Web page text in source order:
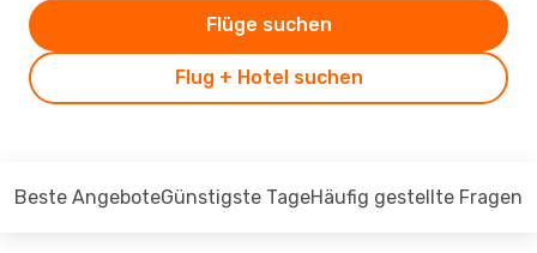
Flug + Hotel suchen
Flüge suchen
Beste AngeboteGünstigste TageHäufig gestellte Fragen